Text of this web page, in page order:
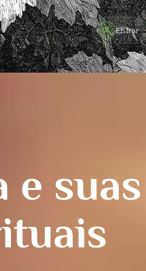
Entrar
e suas